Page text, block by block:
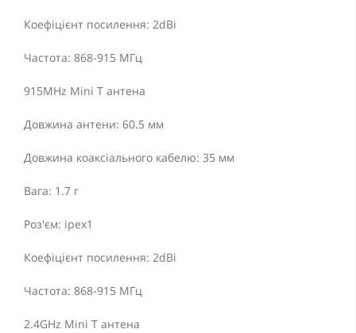
Коефіцієнт посилення: 2dBi
Частота: 868-915 МГц
915MHz Mini T антена
Довжина антени: 60.5 мм
Довжина коаксіального кабелю: 35 мм
Вага: 1.7 г
Роз'єм: ipex1
Коефіцієнт посилення: 2dBi
Частота: 868-915 МГц
2.4GHz Mini T антена